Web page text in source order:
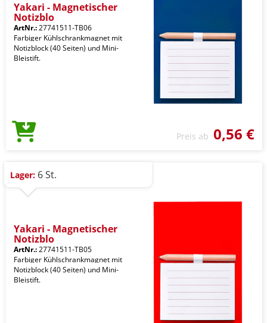
Yakari - Magnetischer
Notizblo
ArtNr.:27741511-TB06
Farbiger Kühlschrankmagnet mit
Notizblock (40 Seiten) und Mini-
Bleistift.
Preis ab 0,56 €
Lager: 6 St.
Yakari - Magnetischer
Notizblo
ArtNr.:27741511-TB05
Farbiger Kühlschrankmagnet mit
Notizblock (40 Seiten) und Mini-
Bleistift.